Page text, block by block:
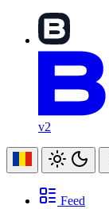
v2
Feed